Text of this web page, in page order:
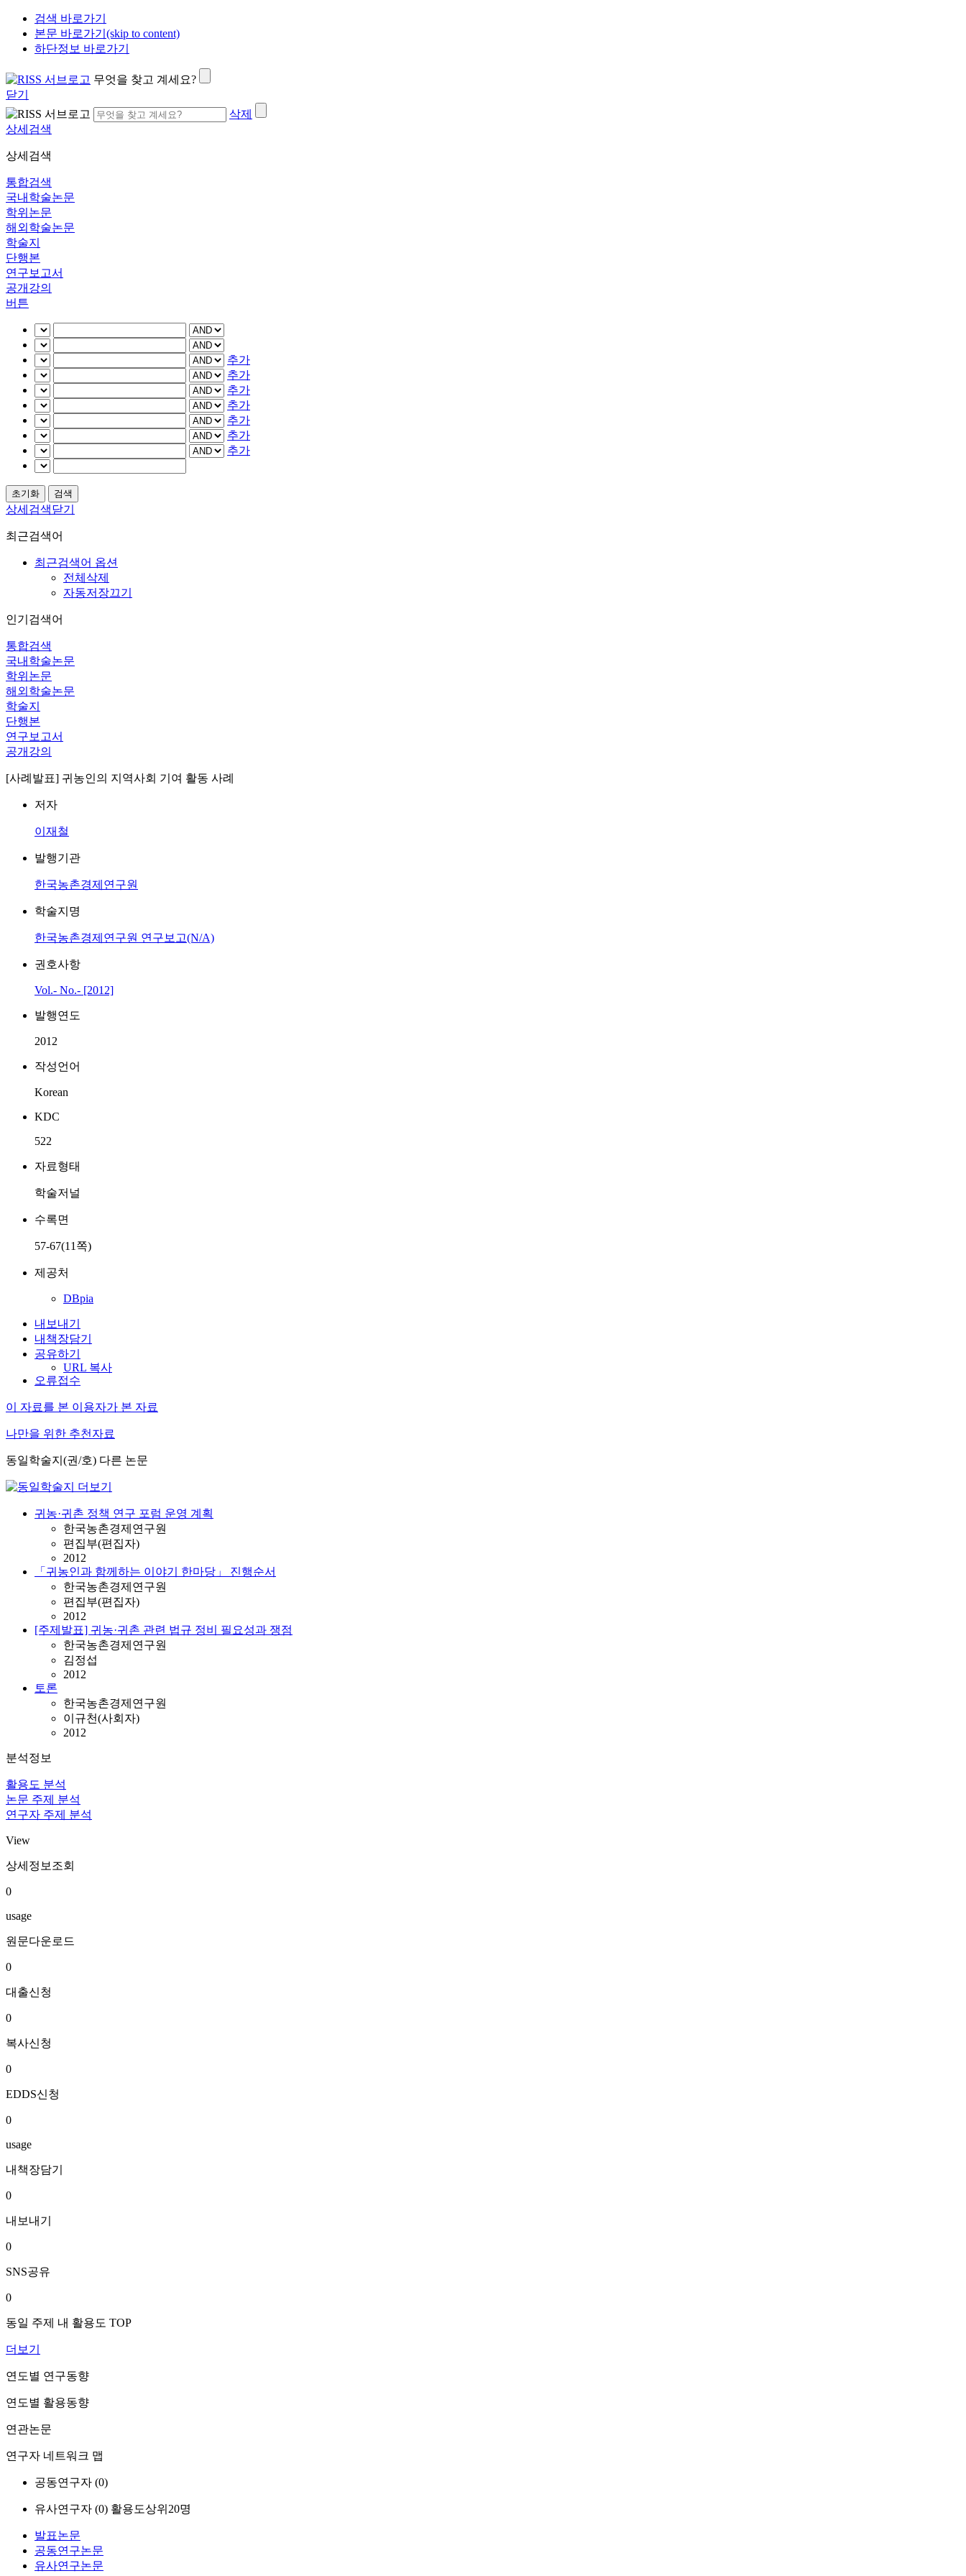
검색 바로가기
본문 바로가기(skip to content)
하단정보 바로가기
무엇을 찾고 계세요?
닫기
삭제
상세검색
상세검색
통합검색
국내학술논문
학위논문
해외학술논문
학술지
단행본
연구보고서
공개강의
버튼
추가
추가
추가
추가
추가
추가
추가
상세검색닫기
최근검색어
최근검색어 옵션
전체삭제
자동저장끄기
인기검색어
통합검색
국내학술논문
학위논문
해외학술논문
학술지
단행본
연구보고서
공개강의
[사례발표] 귀농인의 지역사회 기여 활동 사례
저자
이재철
발행기관
한국농촌경제연구원
학술지명
한국농촌경제연구원 연구보고(N/A)
권호사항
Vol.- No.- [2012]
발행연도
2012
작성언어
Korean
KDC
522
자료형태
학술저널
수록면
57-67(11쪽)
제공처
DBpia
내보내기
내책장담기
공유하기
URL 복사
오류접수
이 자료를 본 이용자가 본 자료
나만을 위한 추천자료
동일학술지(권/호) 다른 논문
귀농·귀촌 정책 연구 포럼 운영 계획
한국농촌경제연구원
편집부(편집자)
2012
「귀농인과 함께하는 이야기 한마당」 진행순서
한국농촌경제연구원
편집부(편집자)
2012
[주제발표] 귀농·귀촌 관련 법규 정비 필요성과 쟁점
한국농촌경제연구원
김정섭
2012
토론
한국농촌경제연구원
이규천(사회자)
2012
분석정보
활용도 분석
논문 주제 분석
연구자 주제 분석
View
상세정보조회
0
usage
원문다운로드
0
대출신청
0
복사신청
0
EDDS신청
0
usage
내책장담기
0
내보내기
0
SNS공유
0
동일 주제 내 활용도 TOP
더보기
연도별 연구동향
연도별 활용동향
연관논문
연구자 네트워크 맵
공동연구자 (0)
유사연구자 (0) 활용도상위20명
발표논문
공동연구논문
유사연구논문